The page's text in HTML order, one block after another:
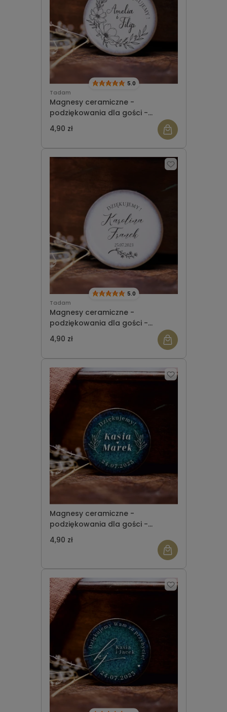
Tadam
Magnesy ceramiczne -
podziękowania dla gości -
okrągłe - wzór 4
5.0
4,90 zł
Tadam
Magnesy ceramiczne -
podziękowania dla gości -
okrągłe - wzór 5
5.0
4,90 zł
Magnesy ceramiczne -
podziękowania dla gości -
okrągłe - wzór 6
4,90 zł